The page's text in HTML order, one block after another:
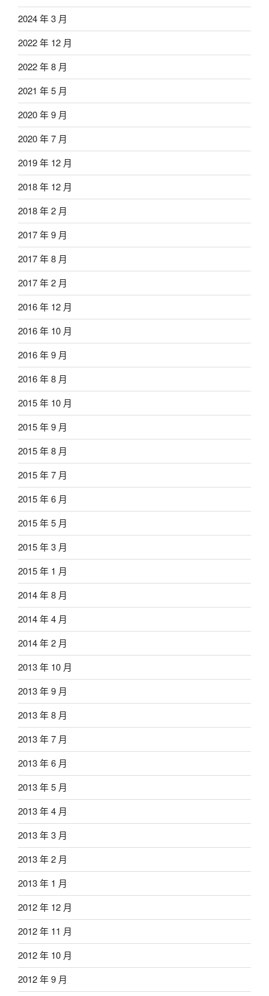
2024 年 3 月
2022 年 12 月
2022 年 8 月
2021 年 5 月
2020 年 9 月
2020 年 7 月
2019 年 12 月
2018 年 12 月
2018 年 2 月
2017 年 9 月
2017 年 8 月
2017 年 2 月
2016 年 12 月
2016 年 10 月
2016 年 9 月
2016 年 8 月
2015 年 10 月
2015 年 9 月
2015 年 8 月
2015 年 7 月
2015 年 6 月
2015 年 5 月
2015 年 3 月
2015 年 1 月
2014 年 8 月
2014 年 4 月
2014 年 2 月
2013 年 10 月
2013 年 9 月
2013 年 8 月
2013 年 7 月
2013 年 6 月
2013 年 5 月
2013 年 4 月
2013 年 3 月
2013 年 2 月
2013 年 1 月
2012 年 12 月
2012 年 11 月
2012 年 10 月
2012 年 9 月